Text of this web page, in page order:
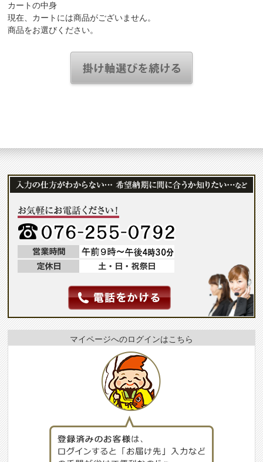
カートの中身
現在、カートには商品がございません。
商品をお選びください。
マイページへのログインはこちら